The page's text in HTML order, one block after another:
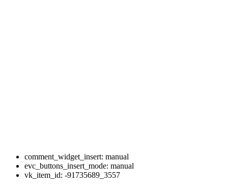
comment_widget_insert: manual
evc_buttons_insert_mode: manual
vk_item_id: -91735689_3557